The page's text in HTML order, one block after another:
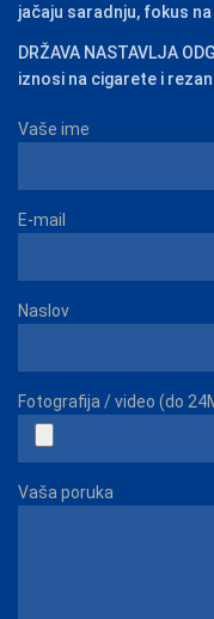
jačaju saradnju, fokus
DRŽAVA NASTAVLJA
iznosi na cigarete i
Vaše ime
E-mail
Naslov
Fotografija / video (do
Vaša poruka